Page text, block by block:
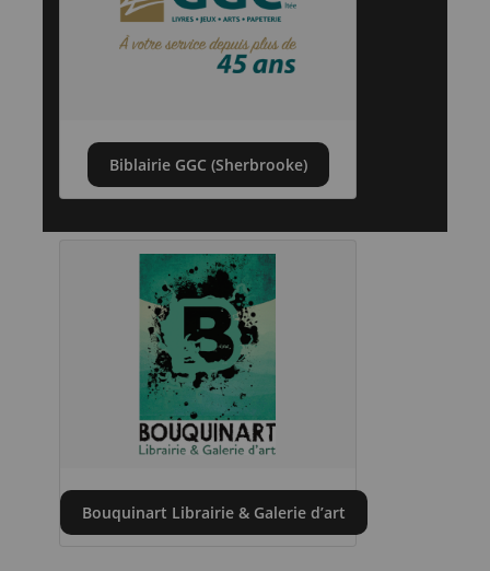
Biblairie GGC (Sherbrooke)
Bouquinart Librairie & Galerie d’art